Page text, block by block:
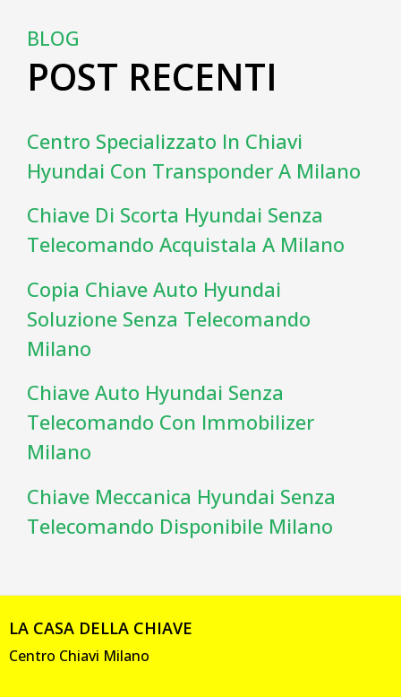
BLOG
POST RECENTI
Centro Specializzato In Chiavi
Hyundai Con Transponder A Milano
Chiave Di Scorta Hyundai Senza
Telecomando Acquistala A Milano
Copia Chiave Auto Hyundai
Soluzione Senza Telecomando
Milano
Chiave Auto Hyundai Senza
Telecomando Con Immobilizer
Milano
Chiave Meccanica Hyundai Senza
Telecomando Disponibile Milano
LA CASA DELLA CHIAVE
Centro Chiavi Milano